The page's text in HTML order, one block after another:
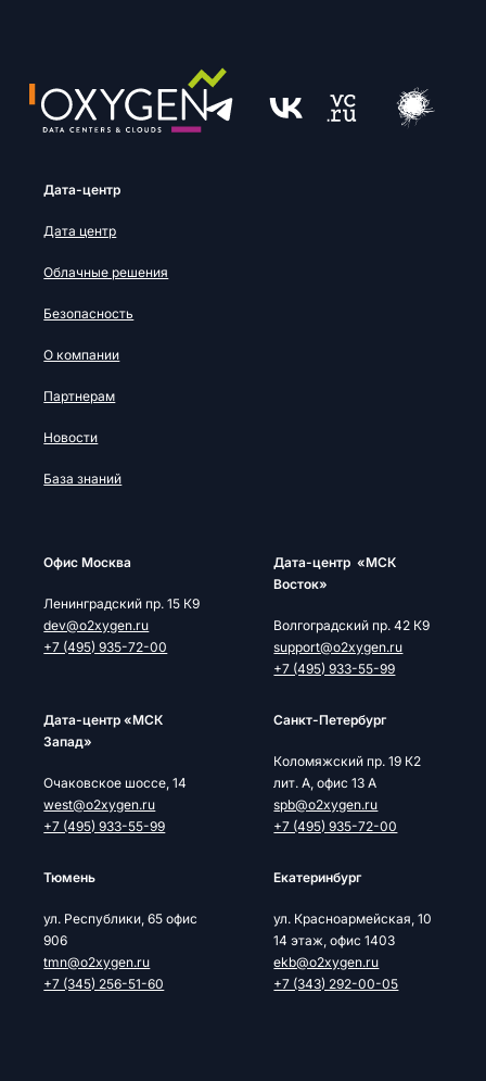
Дата-центр
Дата центр
Облачные решения
Безопасность
О компании
Партнерам
Новости
База знаний
Офис Москва
Ленинградский пр. 15 К9
dev@o2xygen.ru
+7 (495) 935-72-00
Дата-центр «МСК
Восток»
Волгоградский пр. 42 К9
support@o2xygen.ru
+7 (495) 933-55-99
Дата-центр «МСК
Запад»
Очаковское шоссе, 14
west@o2xygen.ru
+7 (495) 933-55-99
Cанкт-Петербург
Коломяжский пр. 19 К2
лит. А, офис 13 А
spb@o2xygen.ru
+7 (495) 935-72-00
Тюмень
ул. Республики, 65 офис
906
tmn@o2xygen.ru
+7 (345) 256-51-60
Екатеринбург
ул. Красноармейская, 10
14 этаж, офис 1403
ekb@o2xygen.ru
+7 (343) 292-00-05